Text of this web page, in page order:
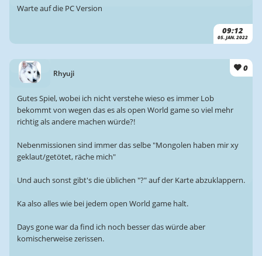
09:12
05. JAN. 2022
Warte auf die PC Version
Rhyuji
0
Gutes Spiel, wobei ich nicht verstehe wieso es immer Lob
bekommt von wegen das es als open World game so viel mehr
richtig als andere machen würde?!
Nebenmissionen sind immer das selbe "Mongolen haben mir xy
geklaut/getötet, räche mich"
Und auch sonst gibt's die üblichen "?" auf der Karte abzuklappern.
Ka also alles wie bei jedem open World game halt.
Days gone war da find ich noch besser das würde aber
komischerweise zerissen.